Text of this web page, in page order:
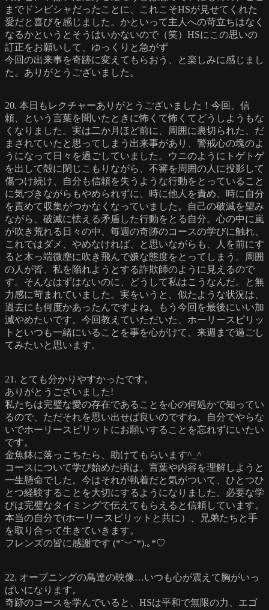
までドンピシャだったことに、これこそHSが見せてくれた
愛だと喜びを感じました。かといって主人への苛立ちはなく
なるかというとそうはいかないので（笑）HSにこの思いの
訂正をお願いして、ゆっくりと急がず
今回の出来事を奇跡に変えてもらおう、と楽しみに感じまし
た。ありがとうございました。
20. 本日もレクチャーありがとうございました！今回、信
頼、という言葉を聞いたときに怖くて怖くてどうしようもな
くなりました。実は二か月ほど前に、周囲に裏切られた、だ
まされていたと思ってしまう出来事があり、警戒心の塊のよ
うになって日々を過ごしていました。ウニのようにトゲトゲ
を出して殻に閉じこもりながら、不審を周囲の人に投影して
傷つけ続け、自分も信頼を失うような行動をとっていること
に気づきながらもやめられずに、時に他人を責め、時に自分
を責めて収集がつかなくなっていました。自己の破滅を望み
ながら、破滅に怯える矛盾した行動をとる自分。心の中に嵐
が吹き荒れる日々の中、毎週の奇跡のコースの学びに触れ、
これではダメ、やめなければ、と思いながらも、人を前にす
ると木っ端微塵に吹き飛んで嫌な態度をとってしまう。周囲
の人が皆、私を陥れようとする詐欺師のように見えるので
す。そんなはずはないのに、どうして私はこうなんだ。と無
力感に苛まれていました。実をいうと、似たような状況は、
過去にも何度かあったんですよね。もう今回を最後にいい加
減やめたいです。今回教えていただいた、ホーリースピリッ
トといつも一緒にいることを事を心がけて、来週まで過ごし
てみたいと思います。
21. とても分かりやすかったです。
ありがとうございました!
私たちは完璧な愛の存在であることを心の何処かで知ってい
るので、ただそれを思い出せば良いのですね。自分でやらな
いでホーリースピリットにお願いすることを忘れずにいたい
です。
金魚鉢に落っこちたら、助けてもらいます^⁠_⁠^
コースについて学び始めた頃は、言葉や内容を理解しようと
一生懸命でした。今はそれが執着だと気がついて、ひとつひ
とつ経験することを大切にするようになりました。必要な学
びは完璧なタイミングで伝えてもらえると信頼しています。
本当の自分で(ホーリースピリットと共に）、兄弟たちと手
を取り合って生きていきます。
フレンズの皆に感謝です (⁠*⁠˘⁠︶⁠˘⁠*⁠)⁠.⁠｡⁠*⁠♡
22. オープニングの鳥達の映像…いつも心が震えて胸がいっ
ぱいになります。
奇跡のコースを学んでいると、HSは平和で無限の力、エゴ